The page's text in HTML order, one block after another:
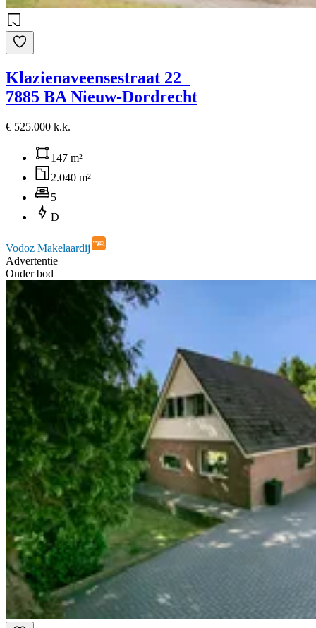
Klazienaveensestraat 22
7885 BA Nieuw-Dordrecht
€ 525.000 k.k.
147 m²
2.040 m²
5
D
Vodoz Makelaardij
Advertentie
Onder bod